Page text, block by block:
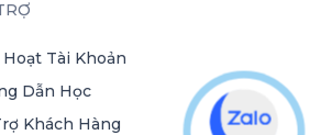
Tài Khoản
Dẫn Học
Khách Hàng